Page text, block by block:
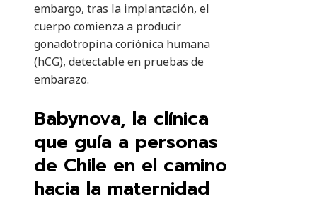
embargo, tras la implantación, el
cuerpo comienza a producir
gonadotropina coriónica humana
(hCG), detectable en pruebas de
embarazo.
Babynova, la clínica
que guía a personas
de Chile en el camino
hacia la maternidad